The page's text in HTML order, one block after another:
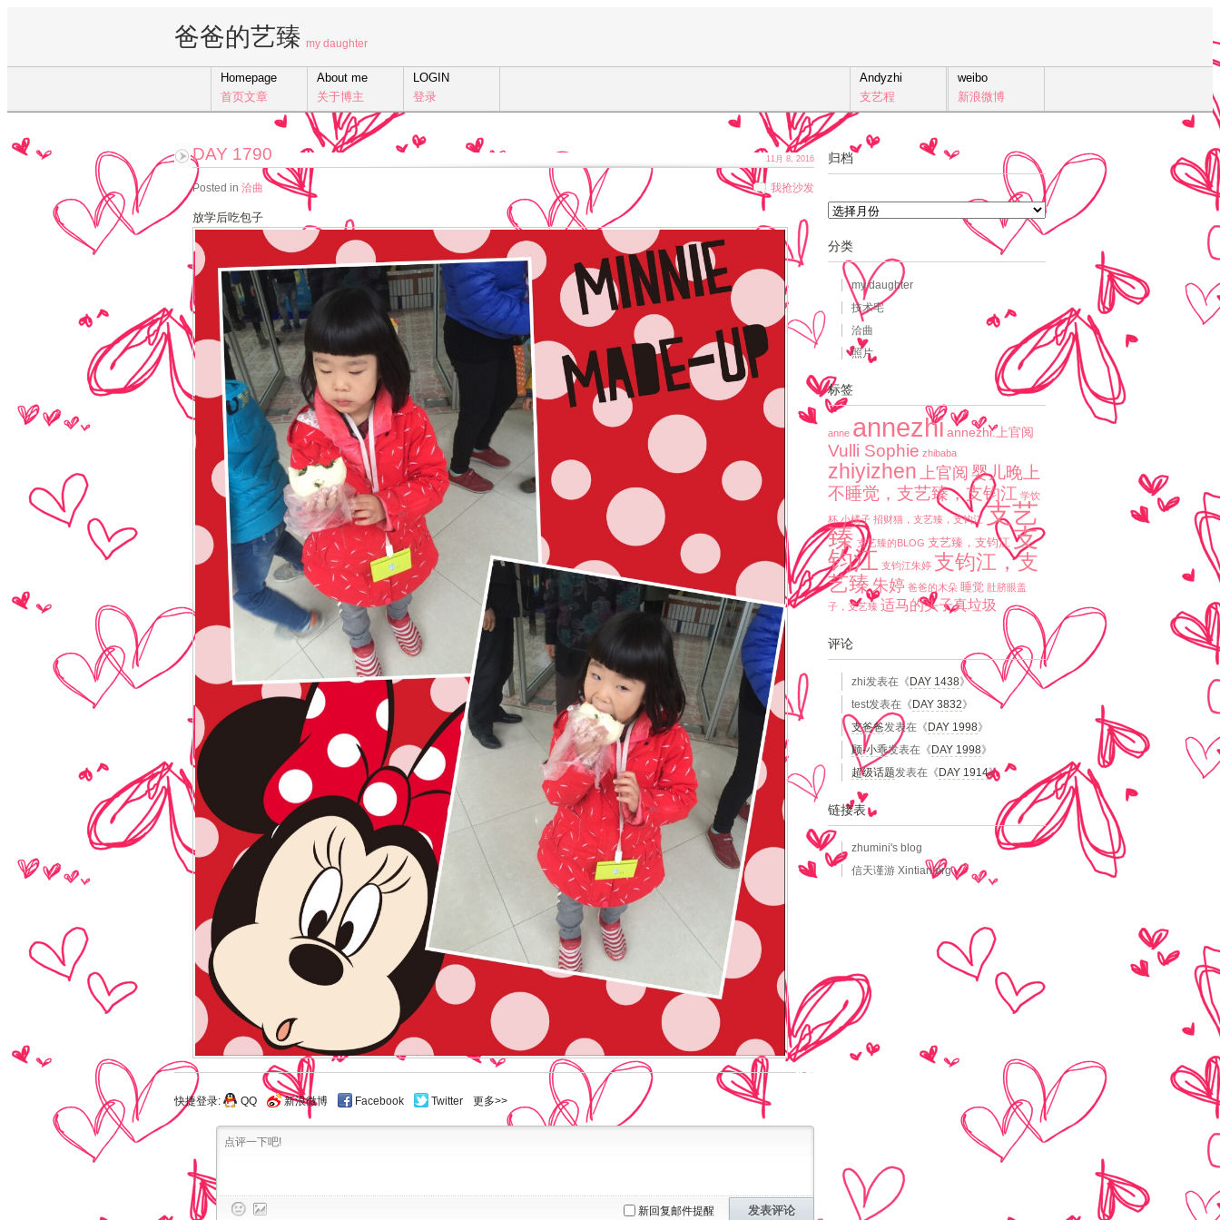
爸爸的艺臻 my daughter
Homepage
首页文章
About me
关于博主
LOGIN
登录
weibo
新浪微博
Andyzhi
支艺程
DAY 1790
Posted in 洽曲 我抢沙发
放学后吃包子
11月 8, 2016
快捷登录: QQ 新浪微博 Facebook Twitter 更多>>
新回复邮件提醒 发表评论
归档
档
分类
my daughter
技术宅
洽曲
照片
标签
anne annezhi annezhi.上官阅
Vulli Sophie zhibaba
zhiyizhen 上官阅 婴儿晚上
不睡觉，支艺臻，支钧江 学饮
杯 小橘子 招财猫，支艺臻，支钧江 支艺
臻 支艺臻的BLOG 支艺臻，支钧江 支
钧江 支钧江朱婷 支钧江，支
艺臻朱婷 爸爸的木朵 睡觉 肚脐眼盖
子，支艺臻 适马的头子真垃圾
评论
zhi发表在《 DAY 1438》
test发表在《 DAY 3832》
支爸爸发表在《 DAY 1998》
顾-小乖发表在《 DAY 1998》
超级话题发表在《 DAY 1914》
链接表
zhumini's blog
信天谨游 Xintian.org